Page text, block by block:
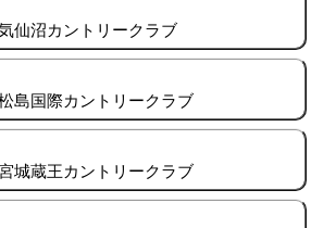
仙沼カントリークラブ
島国際カントリークラブ
城蔵王カントリークラブ